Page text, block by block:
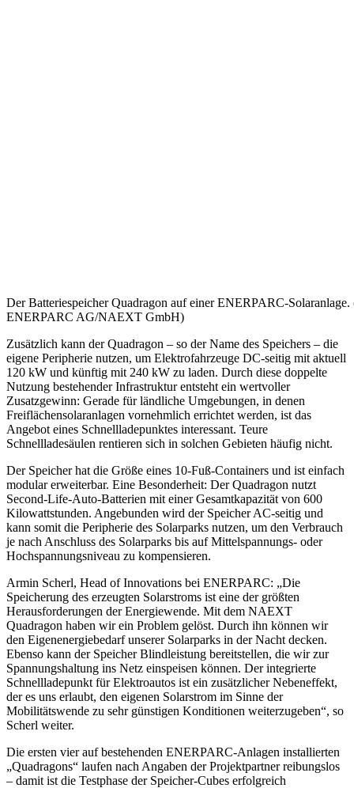
Der Batteriespeicher Quadragon auf einer ENERPARC-Solaranlage.
ENERPARC AG/NAEXT GmbH)
Zusätzlich kann der Quadragon – so der Name des Speichers – die
eigene Peripherie nutzen, um Elektrofahrzeuge DC-seitig mit aktuell
120 kW und künftig mit 240 kW zu laden. Durch diese doppelte
Nutzung bestehender Infrastruktur entsteht ein wertvoller
Zusatzgewinn: Gerade für ländliche Umgebungen, in denen
Freiflächensolaranlagen vornehmlich errichtet werden, ist das
Angebot eines Schnellladepunktes interessant. Teure
Schnellladesäulen rentieren sich in solchen Gebieten häufig nicht.
Der Speicher hat die Größe eines 10-Fuß-Containers und ist einfach
modular erweiterbar. Eine Besonderheit: Der Quadragon nutzt
Second-Life-Auto-Batterien mit einer Gesamtkapazität von 600
Kilowattstunden. Angebunden wird der Speicher AC-seitig und
kann somit die Peripherie des Solarparks nutzen, um den Verbrauch
je nach Anschluss des Solarparks bis auf Mittelspannungs- oder
Hochspannungsniveau zu kompensieren.
Armin Scherl, Head of Innovations bei ENERPARC: „Die
Speicherung des erzeugten Solarstroms ist eine der größten
Herausforderungen der Energiewende. Mit dem NAEXT
Quadragon haben wir ein Problem gelöst. Durch ihn können wir
den Eigenenergiebedarf unserer Solarparks in der Nacht decken.
Ebenso kann der Speicher Blindleistung bereitstellen, die wir zur
Spannungshaltung ins Netz einspeisen können. Der integrierte
Schnellladepunkt für Elektroautos ist ein zusätzlicher Nebeneffekt,
der es uns erlaubt, den eigenen Solarstrom im Sinne der
Mobilitätswende zu sehr günstigen Konditionen weiterzugeben“, so
Scherl weiter.
Die ersten vier auf bestehenden ENERPARC-Anlagen installierten
„Quadragons“ laufen nach Angaben der Projektpartner reibungslos
– damit ist die Testphase der Speicher-Cubes erfolgreich